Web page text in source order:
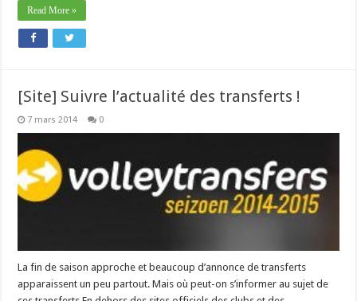
Read More »
[Site] Suivre l’actualité des transferts !
7 mars 2014 0
La fin de saison approche et beaucoup d’annonce de transferts
apparaissent un peu partout. Mais où peut-on s’informer au sujet de